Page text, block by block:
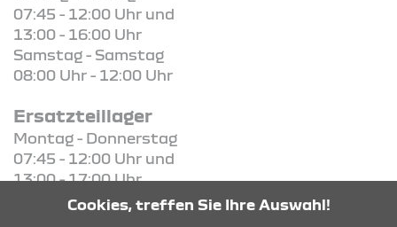
07:45 - 12:00 Uhr und
13:00 - 16:00 Uhr
Samstag - Samstag
08:00 Uhr - 12:00 Uhr
Ersatzteillager
Montag - Donnerstag
07:45 - 12:00 Uhr und
13:00 - 17:00 Uhr
Freitag - Freitag
Cookies, treffen Sie Ihre Auswahl!